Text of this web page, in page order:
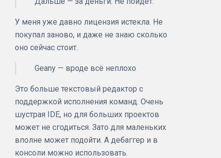
У меня уже давно лицензия истекла. Не
покупал заново, и даже не знаю сколько
оно сейчас стоит.
Geany — вроде всё неплохо
Это больше текстовый редактор с
поддержкой исполнения команд. Очень
шустрая IDE, но для больших проектов
может не сгодиться. Зато для маленьких
вполне может подойти. А дебаггер и в
консоли можно использовать.